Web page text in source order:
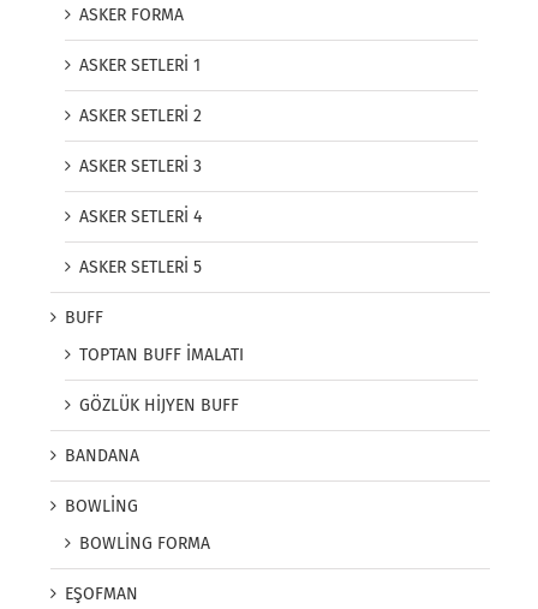
ASKER FORMA
ASKER SETLERİ 1
ASKER SETLERİ 2
ASKER SETLERİ 3
ASKER SETLERİ 4
ASKER SETLERİ 5
BUFF
TOPTAN BUFF İMALATI
GÖZLÜK HİJYEN BUFF
BANDANA
BOWLİNG
BOWLİNG FORMA
EŞOFMAN